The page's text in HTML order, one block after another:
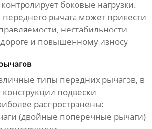
боковые нагрузки.
рычага может привести
нестабильности
и повышенному износу
типы передних рычагов, в
конструкции подвески
распространены:
(двойные поперечные рычаги)